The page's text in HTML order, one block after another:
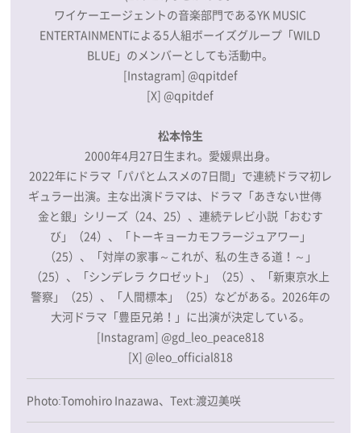
ワイケーエージェントの音楽部門であるYK MUSIC
ENTERTAINMENTによる5人組ボーイズグループ「WILD
BLUE」のメンバーとしても活動中。
[Instagram] @qpitdef
[X]@qpitdef
松本怜生
2000年4月27日生まれ。愛媛県出身。
2022年にドラマ「パパとムスメの7日間」で連続ドラマ初レ
ギュラー出演。主な出演ドラマは、ドラマ「あきない世傳
金と銀」シリーズ（24、25）、連続テレビ小説「おむす
び」（24）、「トーキョーカモフラージュアワー」
（25）、「対岸の家事～これが、私の生きる道！～」
（25）、「シンデレラ クロゼット」（25）、「新東京水上
警察」（25）、「人間標本」（25）などがある。2026年の
大河ドラマ「豊臣兄弟！」に出演が決定している。
[Instagram] @gd_leo_peace818
[X] @leo_official818
Photo:Tomohiro Inazawa、Text:渡辺美咲